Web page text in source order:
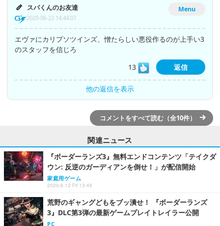
Menu
スパくんのお友達
2020-06-23 14:44:07
エヴァにカリプソツインズ、憎たらしい悪役作るのが上手い3
のスタッフを信じろ
13
返信
他の返信を表示
コメントをすべて読む（全10件）
関連ニュース
『ボーダーランズ3』無料エンドコンテンツ「テイクダ
ウン: 反逆のガーディアンを倒せ！」が配信開始
家庭用ゲーム
2020.6.12 Fri 13:45
荒野のギャングどもをブッ潰せ！ 『ボーダーランズ
3』DLC第3弾の最新ゲームプレイトレイラー公開
PC